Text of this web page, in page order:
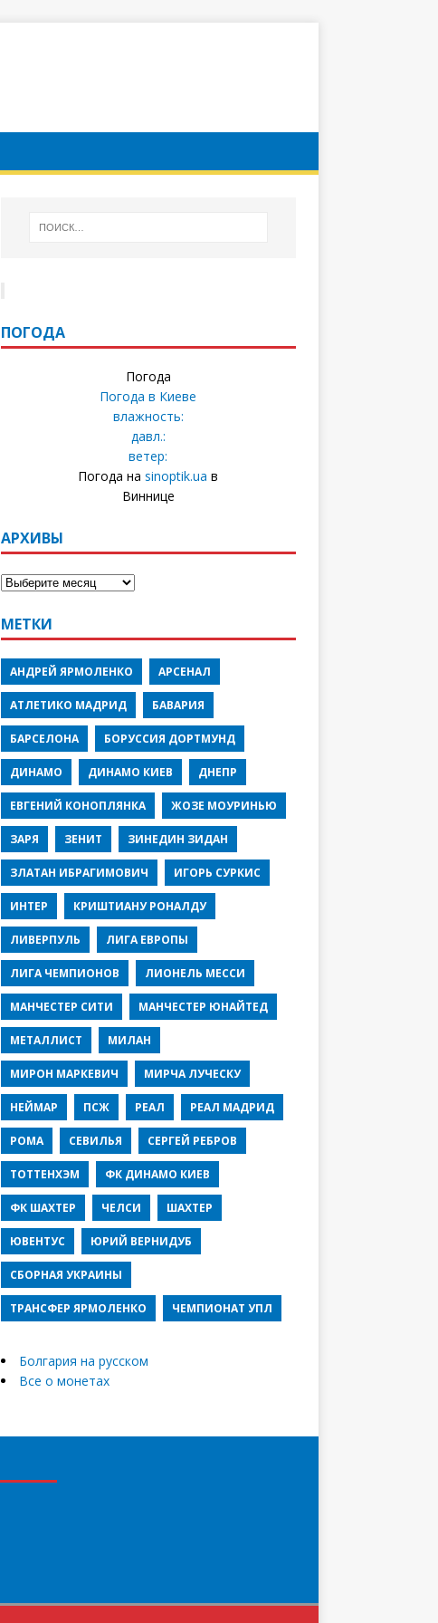
ПОГОДА
Погода
Погода в Киеве
влажность:
давл.:
ветер:
Погода наsinoptik.ua в
Виннице
АРХИВЫ
МЕТКИ
АНДРЕЙ ЯРМОЛЕНКО АРСЕНАЛ
АТЛЕТИКО МАДРИД БАВАРИЯ
БАРСЕЛОНА БОРУССИЯ ДОРТМУНД
ДИНАМО ДИНАМО КИЕВ ДНЕПР
ЕВГЕНИЙ КОНОПЛЯНКА ЖОЗЕ МОУРИНЬЮ
ЗАРЯ ЗЕНИТ ЗИНЕДИН ЗИДАН
ЗЛАТАН ИБРАГИМОВИЧ ИГОРЬ СУРКИС
ИНТЕР КРИШТИАНУ РОНАЛДУ
ЛИВЕРПУЛЬ ЛИГА ЕВРОПЫ
ЛИГА ЧЕМПИОНОВ ЛИОНЕЛЬ МЕССИ
МАНЧЕСТЕР СИТИ МАНЧЕСТЕР ЮНАЙТЕД
МЕТАЛЛИСТ МИЛАН
МИРОН МАРКЕВИЧ МИРЧА ЛУЧЕСКУ
НЕЙМАР ПСЖ РЕАЛ РЕАЛ МАДРИД
РОМА СЕВИЛЬЯ СЕРГЕЙ РЕБРОВ
ТОТТЕНХЭМ ФК ДИНАМО КИЕВ
ФК ШАХТЕР ЧЕЛСИ ШАХТЕР
ЮВЕНТУС ЮРИЙ ВЕРНИДУБ
СБОРНАЯ УКРАИНЫ
ТРАНСФЕР ЯРМОЛЕНКО ЧЕМПИОНАТ УПЛ
Болгария на русском
Все о монетах